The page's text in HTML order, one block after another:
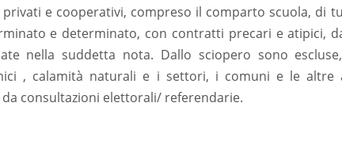
e cooperativi, compreso il comparto scuola, di
e determinato, con contratti precari e atipici,
nella suddetta nota. Dallo sciopero sono
, calamità naturali e i settori, i comuni e le altre
consultazioni elettorali/ referendarie.